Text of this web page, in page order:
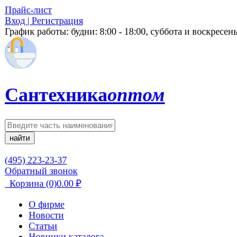
Прайс-лист
Вход | Регистрация
График работы: будни: 8:00 - 18:00, суббота и
Сантехникаоптом
найти
(495) 223-23-37
Обратный звонок
Корзина (0)0.00 ₽
О фирме
Новости
Статьи